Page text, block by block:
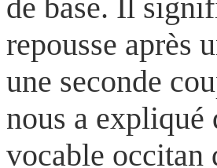
de base. Il
repousse après
une seconde
nous a
vocable